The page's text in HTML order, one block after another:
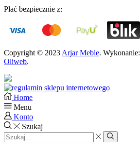
Płać bezpiecznie z:
Copyright © 2023 Arjar Meble. Wykonanie:
Oliweb.
Home
Menu
Konto
Szukaj
Search
input
Search